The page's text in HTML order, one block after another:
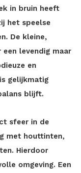
in bruin heeft
het speelse
De kleine,
levendig maar
en
gelijkmatig
blijft.
sfeer in de
met houttinten,
Hierdoor
omgeving. Een